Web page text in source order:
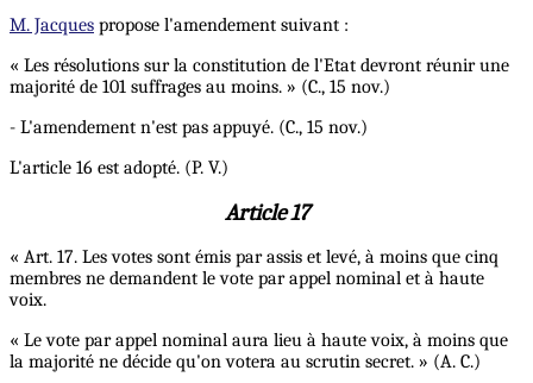
M. Jacques propose l'amendement suivant :
« Les résolutions sur la constitution de l'Etat devront réunir une
majorité de 101 suffrages au moins. » (C., 15 nov.)
- L'amendement n'est pas appuyé. (C., 15 nov.)
L'article 16 est adopté. (P. V.)
Article 17
« Art. 17. Les votes sont émis par assis et levé, à moins que cinq
membres ne demandent le vote par appel nominal et à haute
voix.
« Le vote par appel nominal aura lieu à haute voix, à moins que
la majorité ne décide qu'on votera au scrutin secret. » (A. C.)